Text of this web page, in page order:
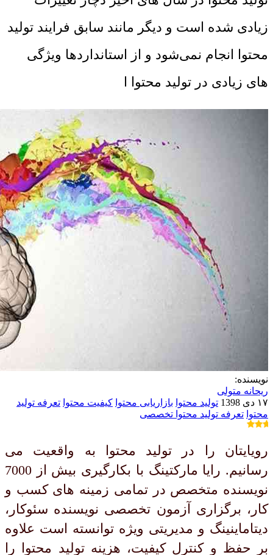
زیادی شده است و دیگر مانند سابق فرایند تولید
محتوا انجام نمی‌شود و از استانداردها ویژگی
های زیادی در تولید محتوا ا
نویسنده:
ریحانه متولی
۱۷ دی 1398
تولید محتوا بازاریابی محتوا کیفیت محتوا تعرفه تولید
محتوا تعرفه تولید محتوا تخصصی
رویایتان را در تولید محتوا به واقعیت می
رسانیم. رایا مارکتینگ با بکارگیری بیش از 7000
نویسنده متخصص در تمامی زمینه های کسب و
کار، برگزاری آزمون تخصصی نویسنده سئوکار،
دیتاماینینگ و مدیریتی ویژه توانسته است علاوه
بر حفظ و کنترل کیفیت، هزینه تولید محتوا را